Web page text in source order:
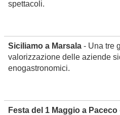
spettacoli.
Siciliamo a Marsala - Una tre
valorizzazione delle aziende
enogastronomici.
Festa del 1 Maggio a Paceco